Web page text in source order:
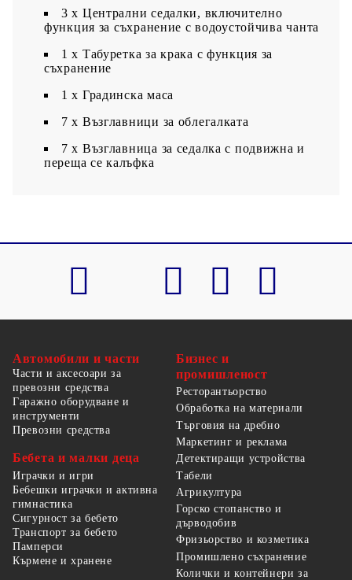
3 x Централни седалки, включително
функция за съхранение с водоустойчива чанта
1 x Табуретка за крака с функция за
съхранение
1 х Градинска маса
7 x Възглавници за облегалката
7 x Възглавница за седалка с подвижна и
переща се калъфка
Автомобили и части
Части и аксесоари за
превозни средства
Гаражно оборудване и
инструменти
Превозни средства
Бебета и малки деца
Играчки и игри
Бебешки играчки и активна
гимнастика
Сигурност за бебето
Транспорт за бебето
Памперси
Кърмене и хранене
Бизнес и
промишленост
Ресторантьорство
Обработка на материали
Търговия на дребно
Маркетинг и реклама
Детектиращи устройства
Табели
Агрикултура
Горско стопанство и
дърводобив
Фризьорство и козметика
Промишлено съхранение
Колички и контейнери за